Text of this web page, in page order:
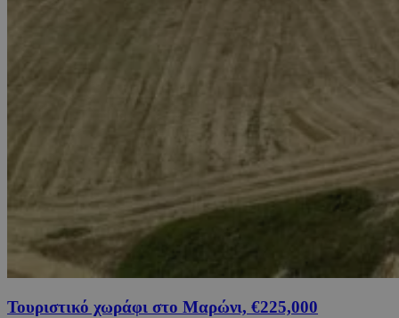
Τουριστικό χωράφι στο Μαρώνι, €225,000